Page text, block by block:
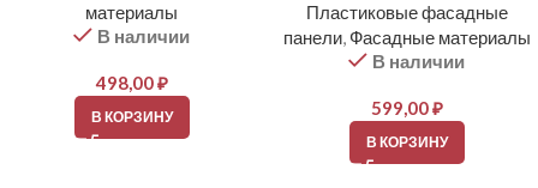
материалы
В наличии
498,00₽
В КОРЗИНУ
Пластиковые фасадные
панели, Фасадные материалы
В наличии
599,00₽
В КОРЗИНУ